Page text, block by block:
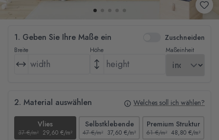
1. Geben Sie Ihre Maße ein Zuschneiden
Breite Höhe Maßeinheit
2. Material auswählen Welches soll ich wählen?
Vlies
37 €/m² 29,60 €/m²
Selbstklebende
47 €/m² 37,60 €/m²
Premium Struktur
61 €/m² 48,80 €/m²